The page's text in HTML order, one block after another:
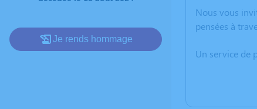
Je rends hommage
Nous vous
pensées à
Un service de